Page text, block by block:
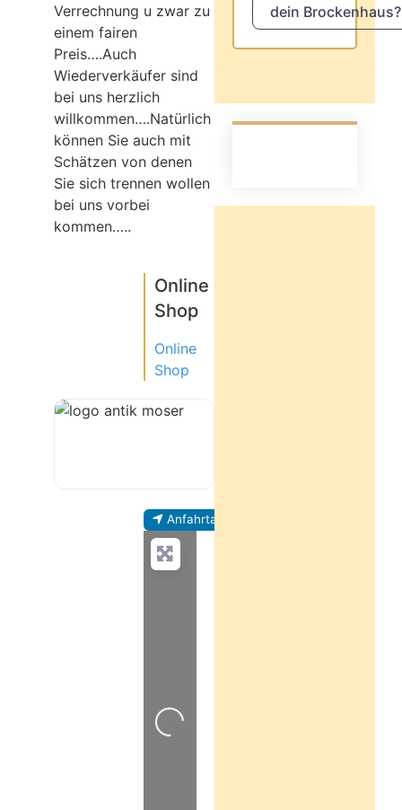
Verrechnung u zwar zu
einem fairen
Preis….Auch
Wiederverkäufer sind
bei uns herzlich
willkommen….Natürlich
können Sie auch mit
Schätzen von denen
Sie sich trennen wollen
bei uns vorbei
kommen…..
Online
Shop
Online
Shop
Anfahrtanweisung
dein Brockenhaus?